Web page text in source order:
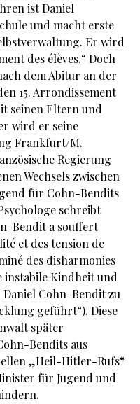
ist Daniel
und macht erste
Er wird
des élèves.“ Doch
dem Abitur an der
15. Arrondissement
seinen Eltern und
wird er seine
Frankfurt/M.
Regierung
Wechsels zwischen
für Cohn-Bendits
schreibt
Bendit a souffert
et des tension de
des disharmonies
instabile Kindheit und
Cohn-Bendit zu
geführt“). Diese
später
Bendits aus
„Heil-Hitler-Rufs“
für Jugend und